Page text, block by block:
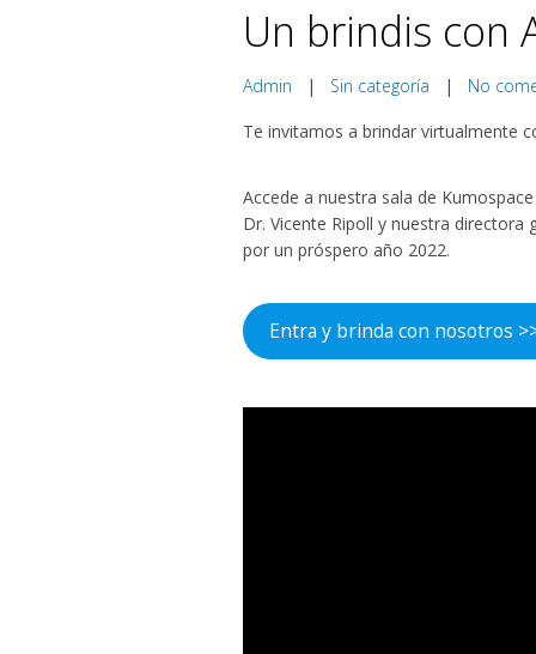
Un brindis con
Admin | Sin categoría | No
Te invitamos a brindar virtualmente
Accede a nuestra sala de
Dr. Vicente Ripoll y nuestra
por un próspero año 2022.
Entra y brinda con nosotros